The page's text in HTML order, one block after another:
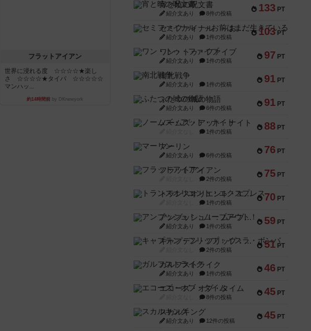
フラットアイアン
世界に浸れる度 ☆☆☆☆★楽し
さ ☆☆☆☆★タイパ ☆☆☆☆☆
マンハッ...
約14時間前 by DKnewyork
133 PT
宵と暁の呪文書
紹介文あり 8件の投稿
103 PT
セミファイナル ～お前はまだ生きている～
紹介文あり 1件の投稿
97 PT
ワン・トゥ・ファイブ
紹介文あり 1件の投稿
91 PT
南北戦争
紹介文あり 1件の投稿
91 PT
ふたつの城の物語
紹介文あり 6件の投稿
88 PT
ノームズ・アット・ナイト
1件の投稿
76 PT
マーリン
紹介文あり 6件の投稿
75 PT
フラットアイアン
2件の投稿
70 PT
トランスオリエント・エクスプレス
1件の投稿
59 PT
アンブッシュ！：ムーブアウト！
紹介文あり 1件の投稿
51 PT
キャプテン・フリップ：イスラ・ボンバ
2件の投稿
46 PT
ガルフストライク
紹介文あり 1件の投稿
45 PT
エコーズ・オブ・タイム
8件の投稿
45 PT
スカルキング
紹介文あり 12件の投稿